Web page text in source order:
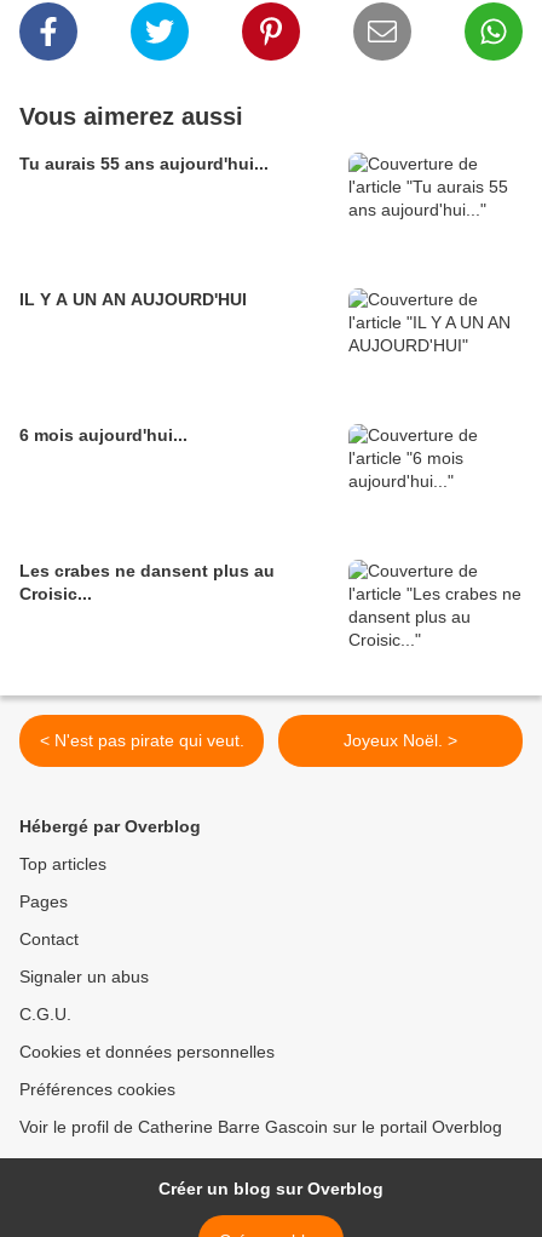
Vous aimerez aussi
Tu aurais 55 ans aujourd'hui...
IL Y A UN AN AUJOURD'HUI
6 mois aujourd'hui...
Les crabes ne dansent plus au
Croisic...
< N'est pas pirate qui veut. Joyeux Noël. >
Hébergé par Overblog
Top articles
Pages
Contact
Signaler un abus
C.G.U.
Cookies et données personnelles
Préférences cookies
Voir le profil de Catherine Barre Gascoin sur le portail Overblog
Créer un blog sur Overblog